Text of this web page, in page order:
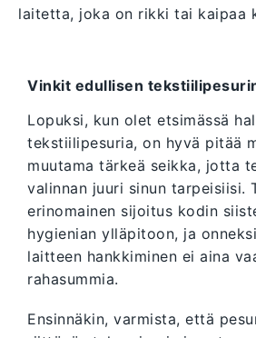
laitetta, joka on rikki tai kaipaa
Vinkit edullisen
Lopuksi, kun olet etsimässä
tekstiilipesuria, on hyvä pitää
muutama tärkeä seikka, jotta
valinnan juuri sinun tarpeisiisi.
erinomainen sijoitus kodin
hygienian ylläpitoon, ja
laitteen hankkiminen ei aina
rahasummia.
Ensinnäkin, varmista, että